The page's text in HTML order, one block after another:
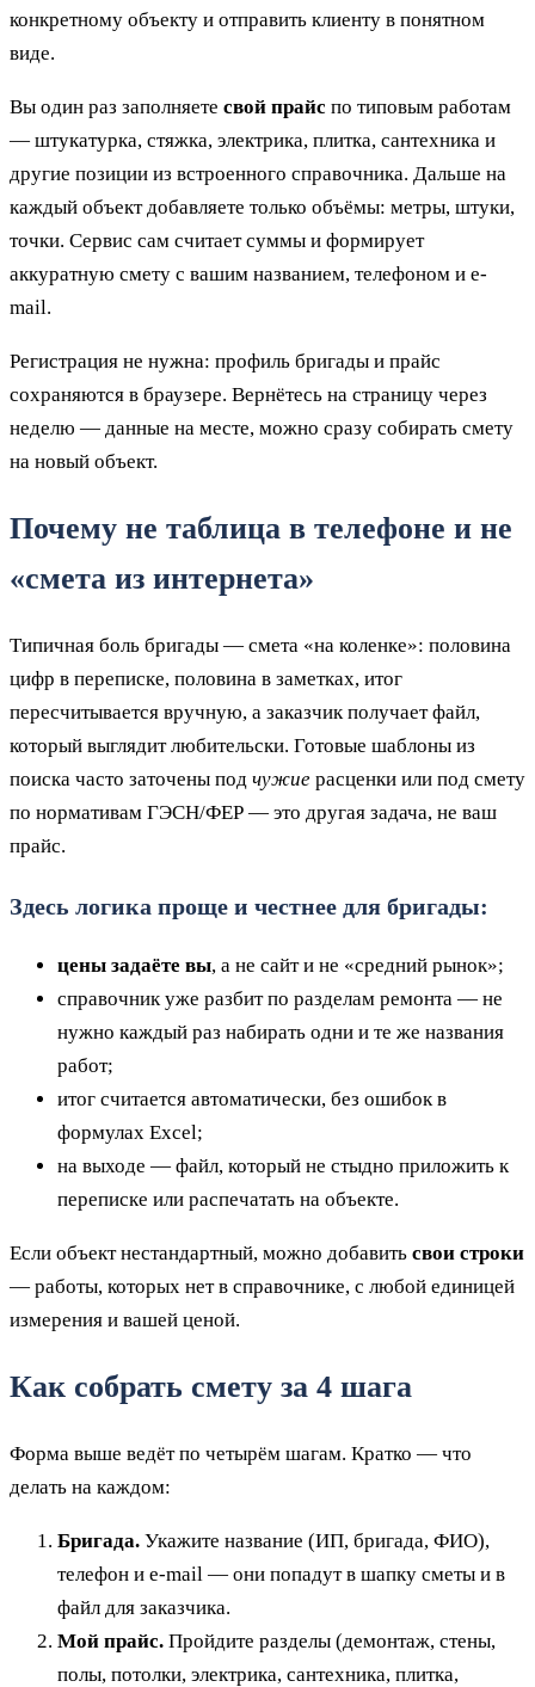
конкретному объекту и отправить клиенту в понятном
виде.
Вы один раз заполняете свой прайс по типовым работам
— штукатурка, стяжка, электрика, плитка, сантехника и
другие позиции из встроенного справочника. Дальше на
каждый объект добавляете только объёмы: метры, штуки,
точки. Сервис сам считает суммы и формирует
аккуратную смету с вашим названием, телефоном и e-
mail.
Регистрация не нужна: профиль бригады и прайс
сохраняются в браузере. Вернётесь на страницу через
неделю — данные на месте, можно сразу собирать смету
на новый объект.
Почему не таблица в телефоне и не
«смета из интернета»
Типичная боль бригады — смета «на коленке»: половина
цифр в переписке, половина в заметках, итог
пересчитывается вручную, а заказчик получает файл,
который выглядит любительски. Готовые шаблоны из
поиска часто заточены под чужие расценки или под смету
по нормативам ГЭСН/ФЕР — это другая задача, не ваш
прайс.
Здесь логика проще и честнее для бригады:
цены задаёте вы, а не сайт и не «средний рынок»;
справочник уже разбит по разделам ремонта — не
нужно каждый раз набирать одни и те же названия
работ;
итог считается автоматически, без ошибок в
формулах Excel;
на выходе — файл, который не стыдно приложить к
переписке или распечатать на объекте.
Если объект нестандартный, можно добавить свои строки
— работы, которых нет в справочнике, с любой единицей
измерения и вашей ценой.
Как собрать смету за 4 шага
Форма выше ведёт по четырём шагам. Кратко — что
делать на каждом:
Бригада. Укажите название (ИП, бригада, ФИО),
телефон и e-mail — они попадут в шапку сметы и в
файл для заказчика.
Мой прайс. Пройдите разделы (демонтаж, стены,
полы, потолки, электрика, сантехника, плитка,